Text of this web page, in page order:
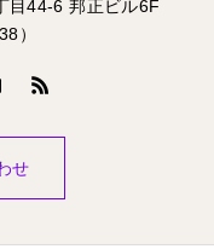
目44-6 邦正ビル6F
）
せ